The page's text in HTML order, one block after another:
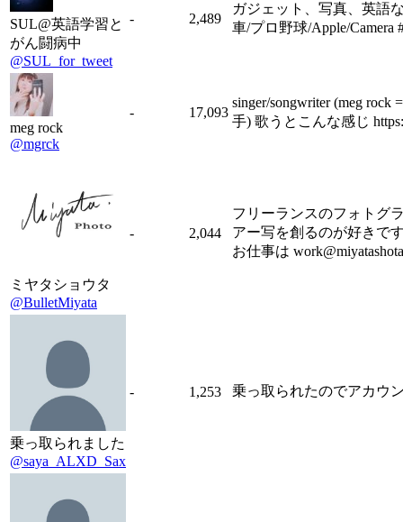
SUL@英語学習と
がん闘病中
@SUL_for_tweet
- 2,489
ガジェット、写真、英語
車/プロ野球/Apple/
meg rock
@mgrck
- 17,093
singer/songwriter (meg
手) 歌うとこんな感じ
ミヤタショウタ
@BulletMiyata
- 2,044
フリーランスのフォトグ
アー写を創るのが好きで
お仕事は
乗っ取られました
@saya_ALXD_Sax
- 1,253 乗っ取られたのでアカウ